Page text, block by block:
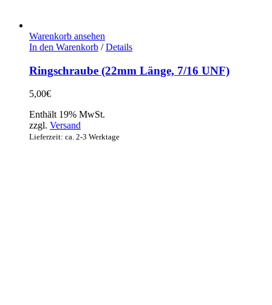
Warenkorb ansehen
In den Warenkorb / Details
Ringschraube (22mm Länge, 7/16 UNF)
5,00€
Enthält 19% MwSt.
zzgl. Versand
Lieferzeit: ca. 2-3 Werktage